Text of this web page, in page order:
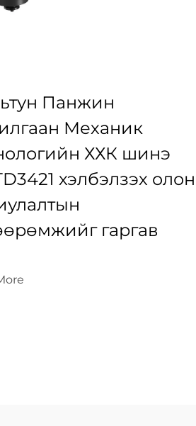
Панжин
Механик
ХХК шинэ
хэлбэлзэх олон
гаргав